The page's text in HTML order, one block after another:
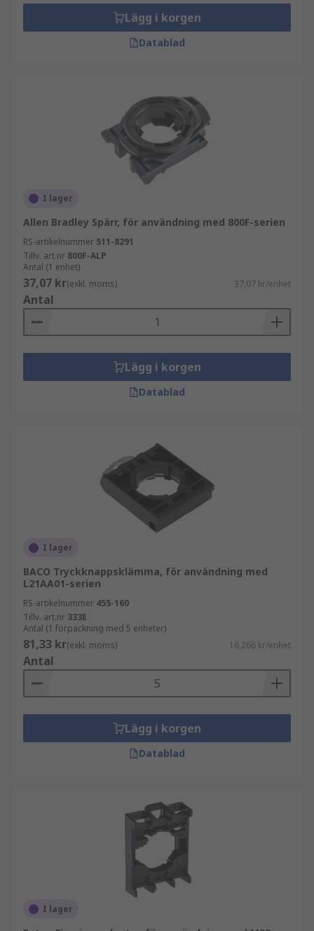
Lägg i korgen
Datablad
I lager
Allen Bradley Spärr, för användning med 800F-serien
RS-artikelnummer 511-8291
Tillv. art.nr 800F-ALP
Antal (1 enhet)
37,07 kr(exkl. moms) 37,07 kr/enhet
Antal
Lägg i korgen
Datablad
I lager
BACO Tryckknappsklämma, för användning med
L21AA01-serien
RS-artikelnummer 455-160
Tillv. art.nr 333E
Antal (1 förpackning med 5 enheter)
81,33 kr(exkl. moms) 16,266 kr/enhet
Antal
Lägg i korgen
Datablad
I lager